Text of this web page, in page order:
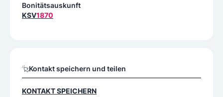
Bonitätsauskunft
KSV1870
Kontakt speichern und teilen
KONTAKT SPEICHERN